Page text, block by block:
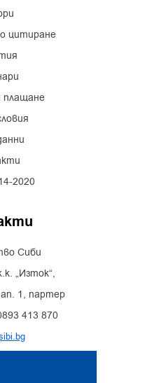
цитиране
плащане
2020
Сиби
„Изток“,
1, партер
413 870